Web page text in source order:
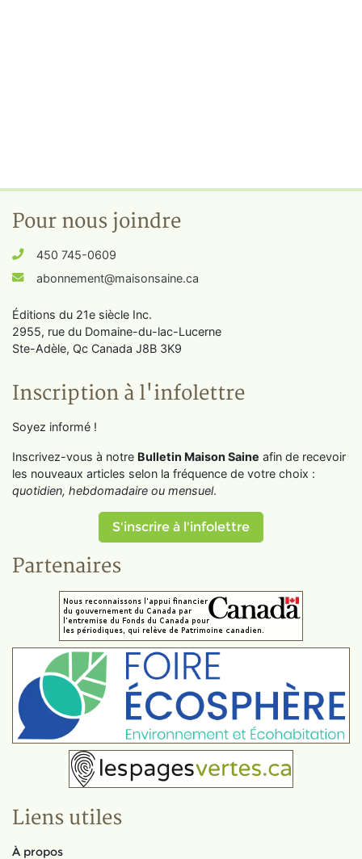
Pour nous joindre
450 745-0609
abonnement@maisonsaine.ca
Éditions du 21e siècle Inc.
2955, rue du Domaine-du-lac-Lucerne
Ste-Adèle, Qc Canada J8B 3K9
Inscription à l'infolettre
Soyez informé !
Inscrivez-vous à notre Bulletin Maison Saine afin de recevoir
les nouveaux articles selon la fréquence de votre choix :
quotidien, hebdomadaire ou mensuel.
S'inscrire à l'infolettre
Partenaires
Liens utiles
À propos